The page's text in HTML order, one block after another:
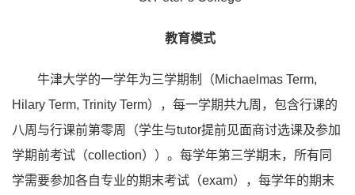
教育模式
牛津大学的一学年为三学期制（Michaelmas Term,
Hilary Term, Trinity Term），每一学期共九周，包含行课的
八周与行课前第零周（学生与tutor提前见面商讨选课及参加
学期前考试（collection））。每学年第三学期末，所有同
学需要参加各自专业的期末考试（exam），每学年的期末